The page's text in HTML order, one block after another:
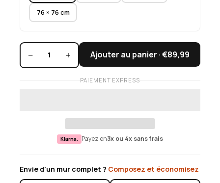
76 × 76 cm
− 1 + Ajouter au panier ·€89,99
PAIEMENT EXPRESS
Klarna. Payez en3x ou 4x sans frais
Envie d'un mur complet ? Composez et économisez